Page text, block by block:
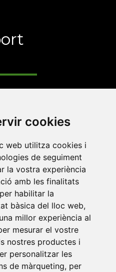
cookies
web utilitza cookies i
de seguiment
la vostra experiència
amb les finalitats
per habilitar la
bàsica del lloc web,
millor experiència al
mesurar el vostre
nostres productes i
personalitzar les
de màrqueting, per
• Universitat d'Alacant
Universitat Autònoma de
Barcelona •
Universitat
Universitat de Girona
Balears •
Universitat
• Universitat Jaume I